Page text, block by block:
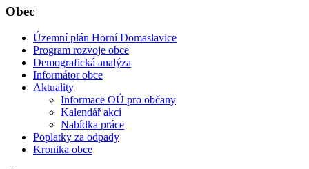
Obec
Územní plán Horní Domaslavice
Program rozvoje obce
Demografická analýza
Informátor obce
Aktuality
Informace OÚ pro občany
Kalendář akcí
Nabídka práce
Poplatky za odpady
Kronika obce